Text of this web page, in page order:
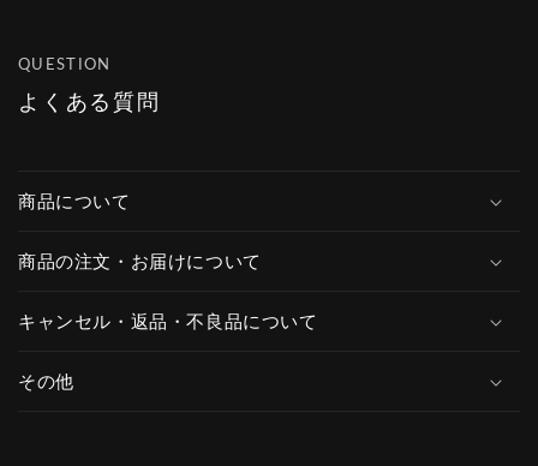
QUESTION
よくある質問
商品について
商品の注文・お届けについて
キャンセル・返品・不良品について
その他